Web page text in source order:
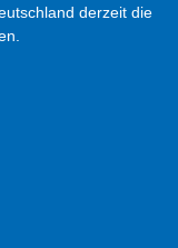
derzeit die